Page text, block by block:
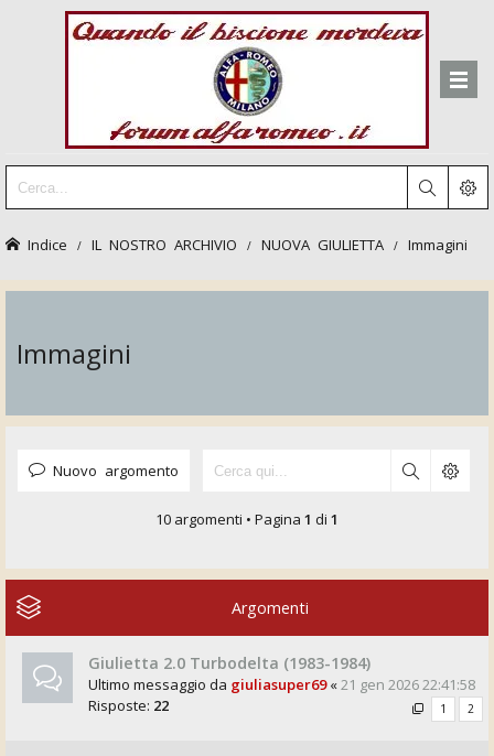
Indice IL NOSTRO ARCHIVIO NUOVA GIULIETTA Immagini
Immagini
Nuovo argomento
10 argomenti • Pagina 1 di 1
Argomenti
Giulietta 2.0 Turbodelta (1983-1984)
Ultimo messaggio da giuliasuper69«21 gen 2026 22:41:58
Risposte: 22 1 2